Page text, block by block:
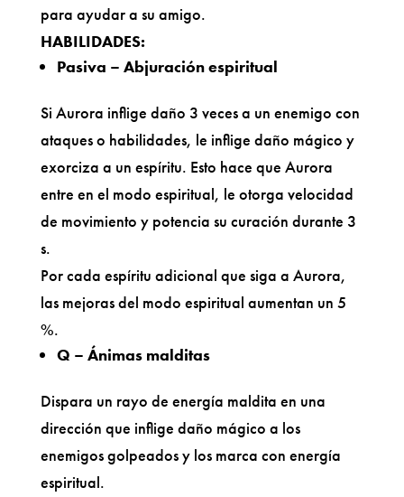
para ayudar a su amigo.
HABILIDADES:
Pasiva – Abjuración espiritual
Si Aurora inflige daño 3 veces a un enemigo con
ataques o habilidades, le inflige daño mágico y
exorciza a un espíritu. Esto hace que Aurora
entre en el modo espiritual, le otorga velocidad
de movimiento y potencia su curación durante 3
s.
Por cada espíritu adicional que siga a Aurora,
las mejoras del modo espiritual aumentan un 5
%.
Q – Ánimas malditas
Dispara un rayo de energía maldita en una
dirección que inflige daño mágico a los
enemigos golpeados y los marca con energía
espiritual.